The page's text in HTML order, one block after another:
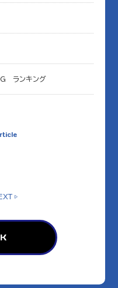
ランキング
▷